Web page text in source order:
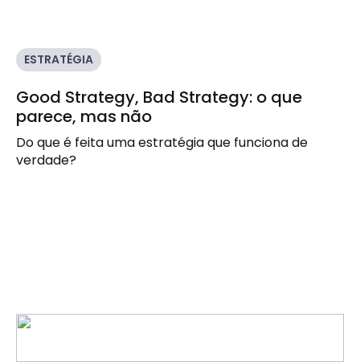
ESTRATÉGIA
Good Strategy, Bad Strategy: o que
parece, mas não
Do que é feita uma estratégia que funciona de
verdade?